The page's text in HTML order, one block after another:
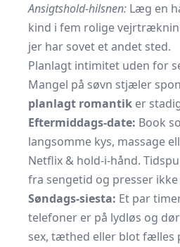
Ansigtshold-hilsnen: Læg en
kind i fem rolige
jer har sovet et andet sted.
Planlagt intimitet uden for
Mangel på søvn stjæler
planlagt romantik er
Eftermiddags-date: Book
langsomme kys, massage
Netflix & hold-i-hånd.
fra sengetid og presser ikke
Søndags-siesta: Et par
telefoner er på lydløs og
sex, tæthed eller blot fælles